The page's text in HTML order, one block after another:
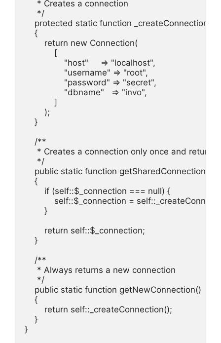
     * Creates a connection
     */
    protected static function _createConnection()
    {
        return new Connection(
            [
                "host"     => "localhost",
                "username" => "root",
                "password" => "secret",
                "dbname"   => "invo",
            ]
        );
    }
    /**
* Creates a connection only once and returns
     */
    public static function getSharedConnection()
    {
        if (self::$_connection === null) {
self::$_connection =
        }
        return self::$_connection;
    }
    /**
     * Always returns a new connection
     */
    public static function getNewConnection()
    {
        return self::_createConnection();
    }
}